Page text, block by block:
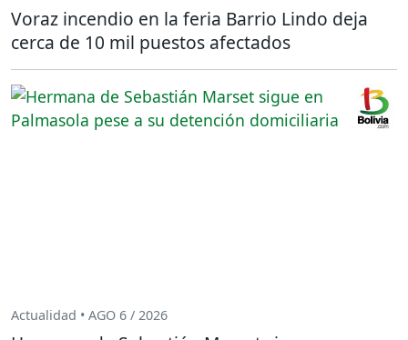
Voraz incendio en la feria Barrio Lindo deja
cerca de 10 mil puestos afectados
Actualidad • AGO 6 / 2026